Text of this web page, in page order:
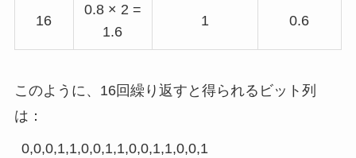
16
0.8 × 2 =
1.6
1 0.6
このように、16回繰り返すと得られるビット列
は：
0,0,0,1,1,0,0,1,1,0,0,1,1,0,0,1